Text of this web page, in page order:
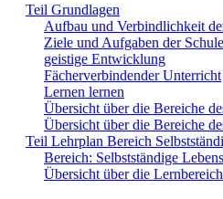
Teil Grundlagen
Aufbau und Verbindlichkeit
Ziele und Aufgaben der
geistige Entwicklung
Fächerverbindender Unterricht
Lernen lernen
Übersicht über die Bereiche
Übersicht über die Bereiche
Teil Lehrplan Bereich
Bereich: Selbstständige
Übersicht über die